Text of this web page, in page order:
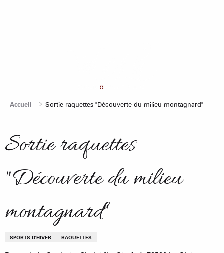
Accueil Sortie raquettes "Découverte du milieu montagnard"
Sortie raquettes
"Découverte du milieu
montagnard"
SPORTS D'HIVER RAQUETTES